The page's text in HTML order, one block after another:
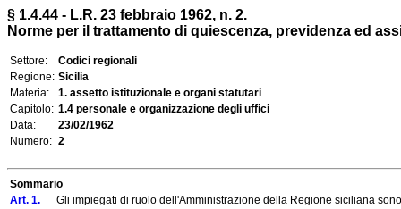
§ 1.4.44 - L.R. 23 febbraio 1962, n. 2.
Norme per il trattamento di quiescenza, previdenza ed
Settore:
Codici regionali
Regione: Sicilia
Materia:
1. assetto istituzionale e organi statutari
Capitolo: 1.4 personale e organizzazione degli uffici
Data:
23/02/1962
Numero: 2
Sommario
Art. 1. Gli impiegati di ruolo dell'Amministrazione della Regione siciliana